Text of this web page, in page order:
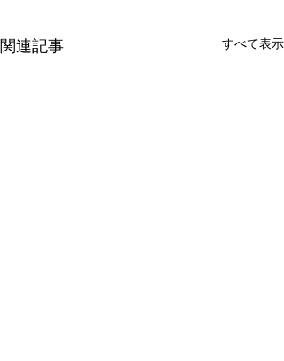
関連記事 すべて表示